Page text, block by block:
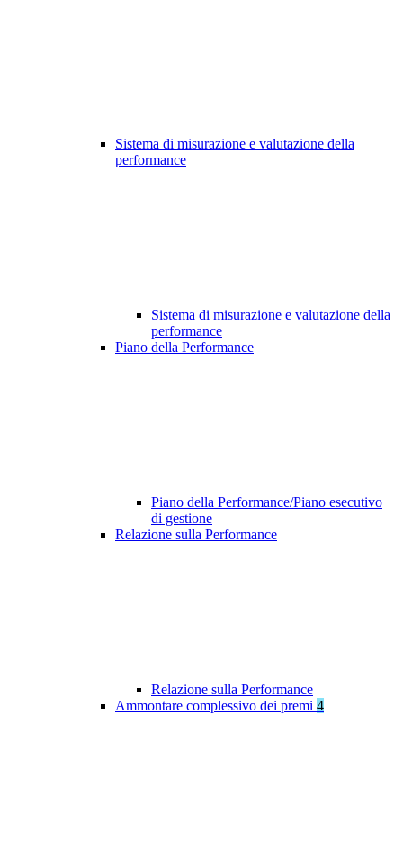
Sistema di misurazione e valutazione della
performance
Sistema di misurazione e valutazione della
performance
Piano della Performance
Piano della Performance/Piano esecutivo
di gestione
Relazione sulla Performance
Relazione sulla Performance
Ammontare complessivo dei premi 4